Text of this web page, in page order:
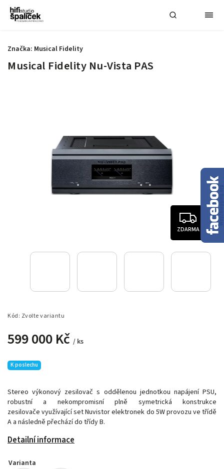
Musical Fidelity Nu-Vista PAS
ZDARMA
Kód: Zvolte variantu
599 000 Kč / ks
Stereo výkonový zesilovač s oddělenou jednotkou napájení PSU,
robustní a nekompromisní plně symetrická konstrukce
zesilovače využívající set Nuvistor elektronek do 5W provozu ve třídě
A a následně přechází do třídy B.
Detailní informace
K poslechu
Značka: Musical Fidelity
Varianta